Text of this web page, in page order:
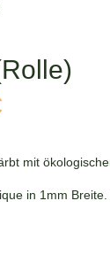
Aktueller
9,52 €.
mit
in 1mm